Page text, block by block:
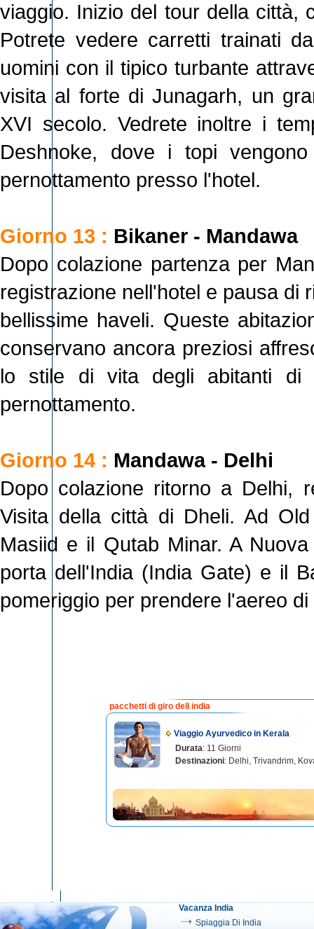
viaggio. Inizio del tour della città,
Potrete vedere carretti trainati
uomini con il tipico turbante
visita al forte di Junagarh, un
XVI secolo. Vedrete inoltre i
Deshnoke, dove i topi
pernottamento presso l'hotel.
Giorno 13 : Bikaner - Mandawa
Dopo colazione partenza per
registrazione nell'hotel e pausa di
bellissime haveli. Queste
conservano ancora preziosi
lo stile di vita degli abitanti di
pernottamento.
Giorno 14 : Mandawa - Delhi
Dopo colazione ritorno a Delhi,
Visita della città di Dheli. Ad
Masiid e il Qutab Minar. A
porta dell'India (India Gate) e il
pomeriggio per prendere l'aereo
pacchetti di giro dell india
Viaggio Ayurvedico in Kerala
Durata: 11 Giorni
Destinazioni: Delhi, Trivandrim,
Vacanza India
Spiaggia Di India